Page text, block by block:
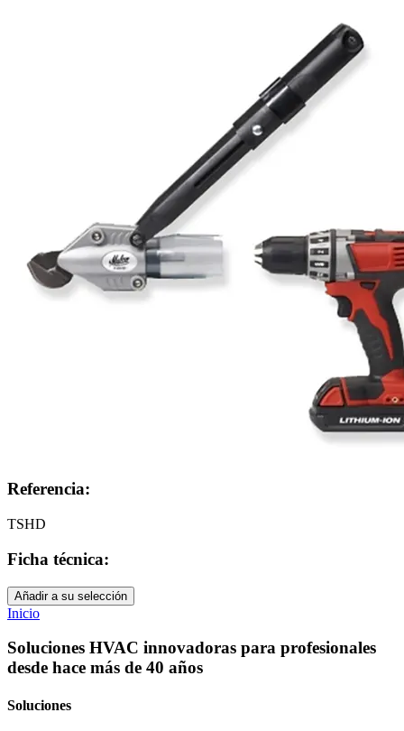
Referencia:
TSHD
Ficha técnica:
Añadir a su selección
Inicio
Soluciones HVAC innovadoras para profesionales
desde hace más de 40 años
Soluciones